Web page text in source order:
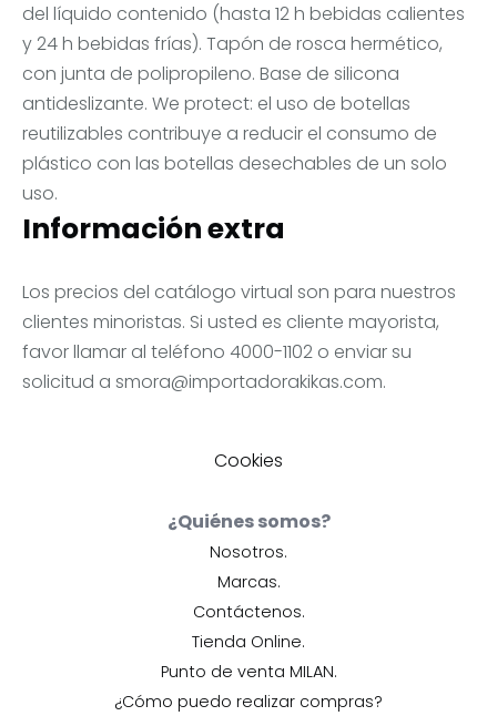
Información extra
Los precios del catálogo virtual son para nuestros
clientes minoristas. Si usted es cliente mayorista,
favor llamar al teléfono 4000-1102 o enviar su
solicitud a smora@importadorakikas.com.
del líquido contenido (hasta 12 h bebidas calientes
y 24 h bebidas frías). Tapón de rosca hermético,
con junta de polipropileno. Base de silicona
antideslizante. We protect: el uso de botellas
reutilizables contribuye a reducir el consumo de
plástico con las botellas desechables de un solo
uso.
Cookies
¿Quiénes somos?
Nosotros.
Marcas.
Contáctenos.
Tienda Online.
Punto de venta MILAN.
¿Cómo puedo realizar compras?